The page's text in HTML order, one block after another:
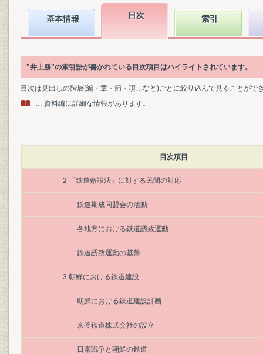
基本情報 目次 索引
"井上勝"の索引語が書かれている目次項目はハイライトされています。
目次は見出しの階層(編・章・節・項…など)ごとに絞り込んで見ることがで
… 資料編に詳細な情報があります。
目次項目
2 「鉄道敷設法」に対する民間の対応
鉄道期成同盟会の活動
各地方における鉄道誘致運動
鉄道誘致運動の基盤
3 朝鮮における鉄道建設
朝鮮における鉄道建設計画
京釜鉄道株式会社の設立
日露戦争と朝鮮の鉄道